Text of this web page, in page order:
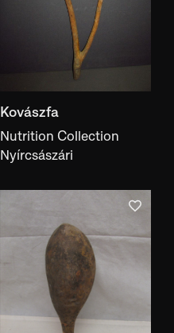
Kovászfa
Nutrition Collection
Nyírcsászári